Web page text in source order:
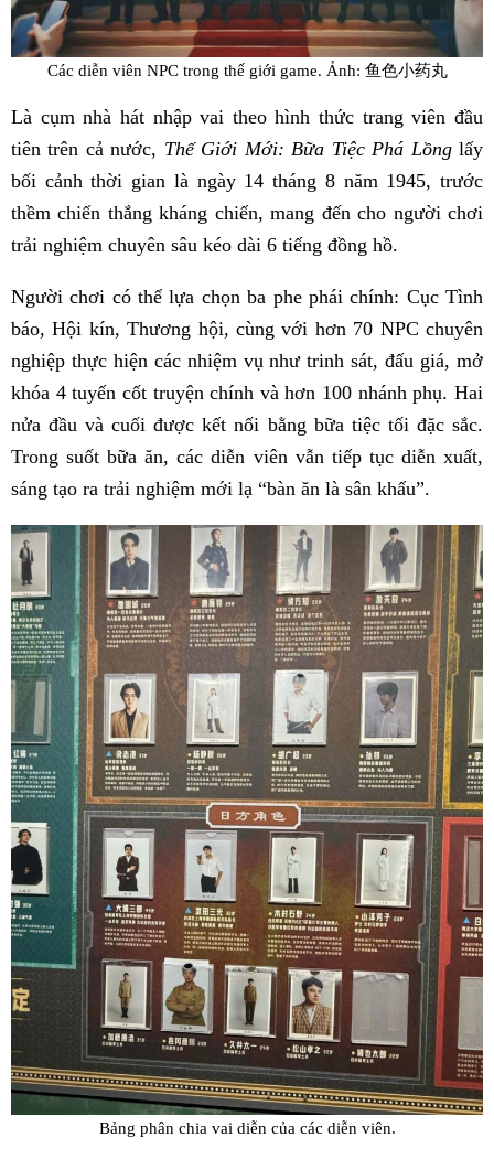
Các diễn viên NPC trong thế giới game. Ảnh: 鱼色小药丸
Là cụm nhà hát nhập vai theo hình thức trang viên đầu
tiên trên cả nước, Thế Giới Mới: Bữa Tiệc Phá Lồnglấy
bối cảnh thời gian là ngày 14 tháng 8 năm 1945, trước
thềm chiến thắng kháng chiến, mang đến cho người chơi
trải nghiệm chuyên sâu kéo dài 6 tiếng đồng hồ.
Người chơi có thể lựa chọn ba phe phái chính: Cục Tình
báo, Hội kín, Thương hội, cùng với hơn 70 NPC chuyên
nghiệp thực hiện các nhiệm vụ như trinh sát, đấu giá, mở
khóa 4 tuyến cốt truyện chính và hơn 100 nhánh phụ. Hai
nửa đầu và cuối được kết nối bằng bữa tiệc tối đặc sắc.
Trong suốt bữa ăn, các diễn viên vẫn tiếp tục diễn xuất,
sáng tạo ra trải nghiệm mới lạ “bàn ăn là sân khấu”.
Bảng phân chia vai diễn của các diễn viên.